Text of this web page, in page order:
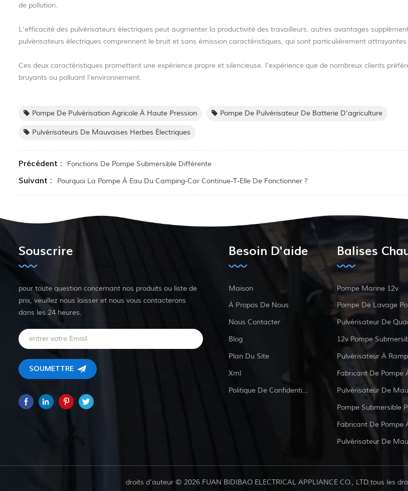
de pollution.
L'efficacité des pulvérisateurs électriques peut augmenter la productivité des travailleurs. autres avantages
pulvérisateurs électriques comprennent le bruit et sans émission caractéristiques, qui sont particulièrement attrayantes
Ces deux caractéristiques promettent une expérience propre et silencieuse. l'expérience que de nombreux clients
bruyants ou polluant l'environnement.
Pompe De Pulvérisation Agricole À Haute Pression Pompe De Pulvérisateur De Batterie D'agriculture
Pulvérisateurs De Mauvaises Herbes Électriques
Précédent : Fonctions De Pompe Submersible Différente
Suivant : Pourquoi La Pompe À Eau Du Camping-Car Continue-T-Elle De Fonctionner ?
Souscrire
pour toute question concernant nos produits ou liste de
prix, veuillez nous laisser et nous vous contacterons
dans les 24 heures.
Besoin D'aide
Maison
À Propos De Nous
Nous Contacter
Blog
Plan Du Site
Xml
Politique De Confidentialité
Balises
Pompe Marine 12v
Pompe De Lavage
Pulvérisateur De
Pulvérisateur À
Fabricant De Pompe
Pulvérisateur De
Pompe Submersible
Fabricant De Pompe
Pulvérisateur De
droits d'auteur © 2026 FUAN BIDIBAO ELECTRICAL APPLIANCE CO., LTD.tous les